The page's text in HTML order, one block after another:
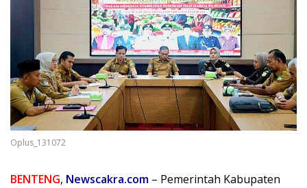
Oplus_131072
BENTENG, Newscakra.com – Pemerintah Kabupaten